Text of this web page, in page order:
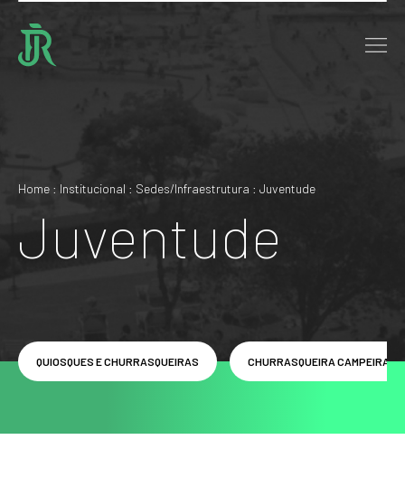
Home : Institucional : Sedes/Infraestrutura : Juventude
Juventude
QUIOSQUES E CHURRASQUEIRAS CHURRASQUEIRA CAMPEIRA